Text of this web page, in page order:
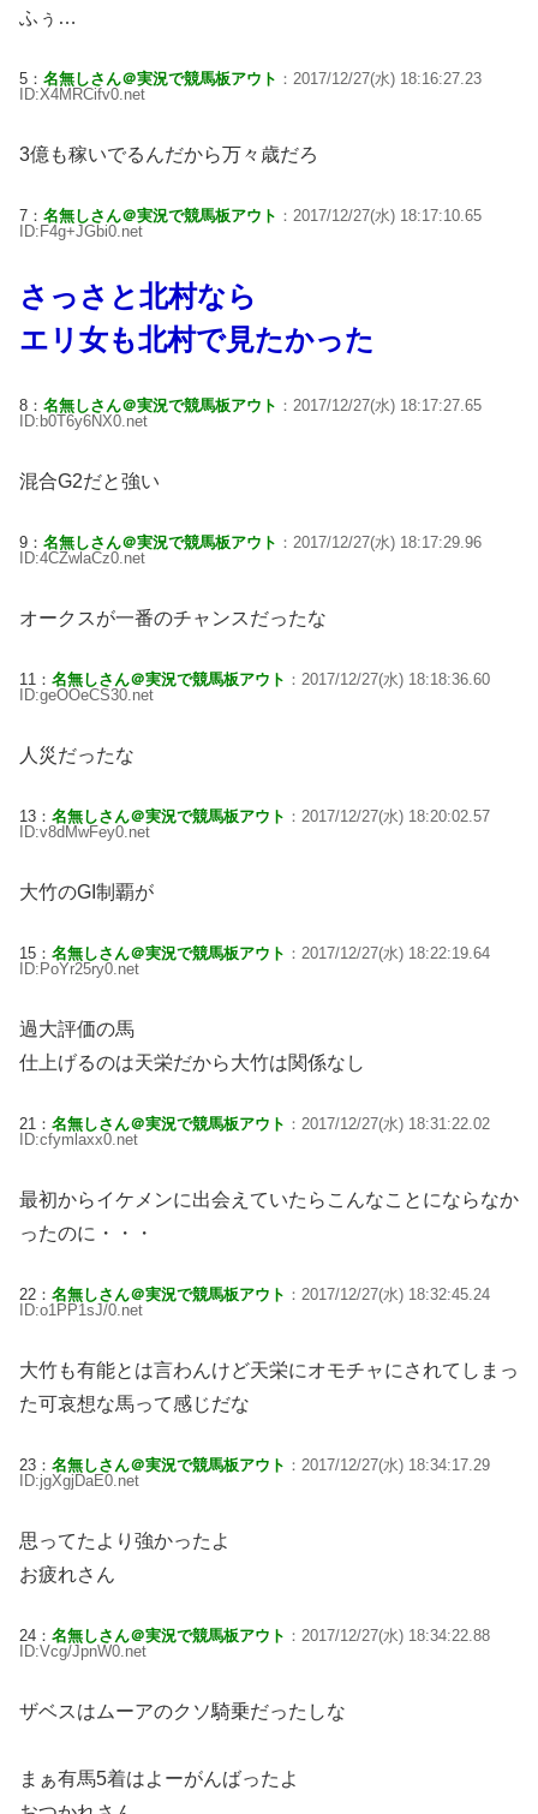
ふぅ…
5： 名無しさん＠実況で競馬板アウト ：2017/12/27(水) 18:16:27.23
ID:X4MRCifv0.net
3億も稼いでるんだから万々歳だろ
7： 名無しさん＠実況で競馬板アウト ：2017/12/27(水) 18:17:10.65
ID:F4g+JGbi0.net
さっさと北村なら
エリ女も北村で見たかった
8： 名無しさん＠実況で競馬板アウト ：2017/12/27(水) 18:17:27.65
ID:b0T6y6NX0.net
混合G2だと強い
9： 名無しさん＠実況で競馬板アウト ：2017/12/27(水) 18:17:29.96
ID:4CZwlaCz0.net
オークスが一番のチャンスだったな
11： 名無しさん＠実況で競馬板アウト ：2017/12/27(水) 18:18:36.60
ID:geOOeCS30.net
人災だったな
13： 名無しさん＠実況で競馬板アウト ：2017/12/27(水) 18:20:02.57
ID:v8dMwFey0.net
大竹のGI制覇が
15： 名無しさん＠実況で競馬板アウト ：2017/12/27(水) 18:22:19.64
ID:PoYr25ry0.net
過大評価の馬
仕上げるのは天栄だから大竹は関係なし
21： 名無しさん＠実況で競馬板アウト ：2017/12/27(水) 18:31:22.02
ID:cfymlaxx0.net
最初からイケメンに出会えていたらこんなことにならなか
ったのに・・・
22： 名無しさん＠実況で競馬板アウト ：2017/12/27(水) 18:32:45.24
ID:o1PP1sJ/0.net
大竹も有能とは言わんけど天栄にオモチャにされてしまっ
た可哀想な馬って感じだな
23： 名無しさん＠実況で競馬板アウト ：2017/12/27(水) 18:34:17.29
ID:jgXgjDaE0.net
思ってたより強かったよ
お疲れさん
24： 名無しさん＠実況で競馬板アウト ：2017/12/27(水) 18:34:22.88
ID:Vcg/JpnW0.net
ザベスはムーアのクソ騎乗だったしな
まぁ有馬5着はよーがんばったよ